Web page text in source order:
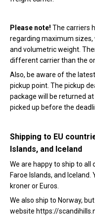
Please note! The carriers
regarding maximum
and volumetric weight.
different carrier than the
Also, be aware of the
pickup point. The pickup
package will be returned
picked up before the
Shipping to EU
Islands, and Iceland
We are happy to ship to all
Faroe Islands, and
kroner or Euros.
We also ship to Norway,
website https://